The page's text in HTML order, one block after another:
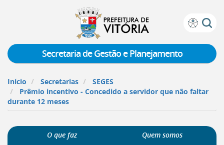
Prefeitura
Vitória
teclado:
para
a
página
de
acessibilidade
Secretaria de Gestão e Planejamento
Início Secretarias
SEGES
Prêmio incentivo - Concedido a servidor que não faltar
durante 12 meses
O que faz
Quem somos